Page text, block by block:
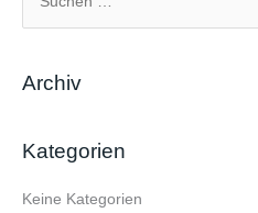
n
Archiv
Kategorien
Keine Kategorien